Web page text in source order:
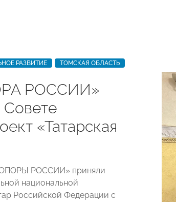
РАЗВИТИЕ ТОМСКАЯ ОБЛАСТЬ
РОССИИ»
Совете
«Татарская
РОССИИ» приняли
национальной
Российской Федерации с